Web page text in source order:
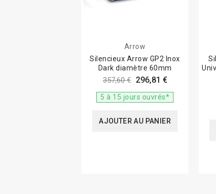
Arrow
Silencieux Arrow GP2 Inox
Dark diamètre 60mm
357,60 € 296,81 €
5 à 15 jours ouvrés*
AJOUTER AU PANIER